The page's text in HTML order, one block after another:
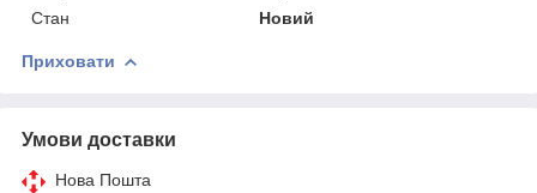
Стан
Новий
Приховати
Умови доставки
Нова Пошта